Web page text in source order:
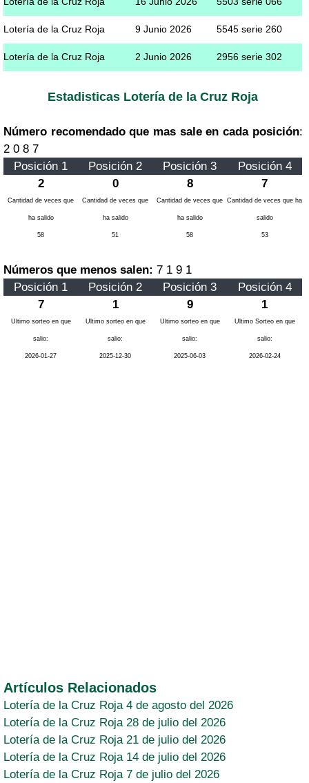
Lotería de la Cruz Roja 9 Junio 2026 5545 serie 260
Lotería de la Cruz Roja 2 Junio 2026 2956 serie 302
Estadisticas Lotería de la Cruz Roja
Número recomendado que mas sale en cada posición:
2 0 8 7
Posición 1
Posición 2 Posición 3
Posición 4
2
0 8 7
Cantidad de veces que
ha salido
58
Cantidad de veces que
ha salido
51
Cantidad de veces que
ha salido
58
Cantidad de veces que ha
salido
53
Números que menos salen: 7 1 9 1
Posición 1
Posición 2 Posición 3
Posición 4
7
1 9 1
Ultimo sorteo en que
salio:
2026-01-27
Ultimo sorteo en que
salio:
2025-12-30
Ultimo sorteo en que
salio:
2025-06-03
Ultimo Sorteo en que
salio:
2026-02-24
Artículos Relacionados
Lotería de la Cruz Roja 4 de agosto del 2026
Lotería de la Cruz Roja 28 de julio del 2026
Lotería de la Cruz Roja 21 de julio del 2026
Lotería de la Cruz Roja 14 de julio del 2026
Lotería de la Cruz Roja 7 de julio del 2026